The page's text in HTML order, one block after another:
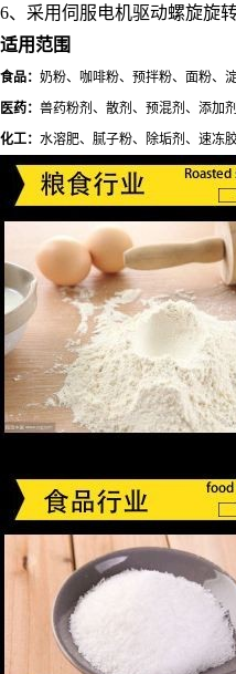
6、采用伺服电机驱动螺旋旋
适用范围
食品： 奶粉、咖啡粉、预拌粉、面粉、
医药： 兽药粉剂、散剂、预混剂、添加
化工： 水溶肥、腻子粉、除垢剂、速冻